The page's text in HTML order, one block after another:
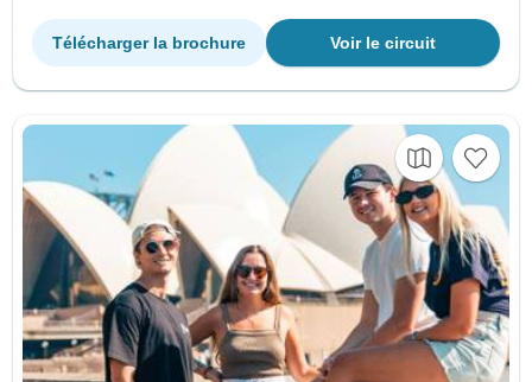
Voir le circuit
Télécharger la brochure